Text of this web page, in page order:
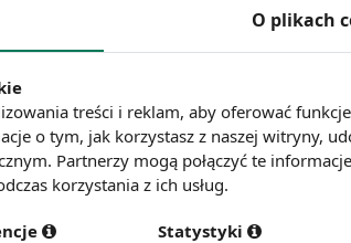
z 2018 roku został włączony do
więcej wiadomości
O plikach
treści i reklam, aby oferować funkcje
o tym, jak korzystasz z naszej witryny,
Partnerzy mogą połączyć te
korzystania z ich usług.
Statystyki